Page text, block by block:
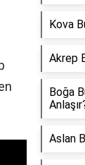
Kova
Akrep
Boğa
Aslan